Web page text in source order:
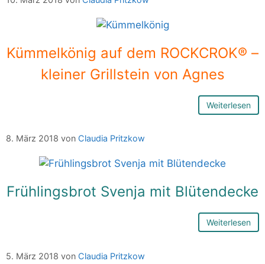
Kümmelkönig auf dem ROCKCROK® –
kleiner Grillstein von Agnes
Weiterlesen
8. März 2018 von Claudia Pritzkow
Frühlingsbrot Svenja mit Blütendecke
Weiterlesen
5. März 2018 von Claudia Pritzkow